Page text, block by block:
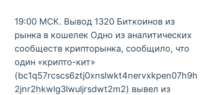
19:00 МСК. Вывод 1320 Биткоинов из
рынка в кошелек Одно из аналитических
сообществ крипторынка, сообщило, что
один «крипто-кит»
(bc1q57rcscs6ztj0xnslwkt4nervxkpen07h9h
2jnr2hkwlg3lwuljrsdwt2m2) вывел из